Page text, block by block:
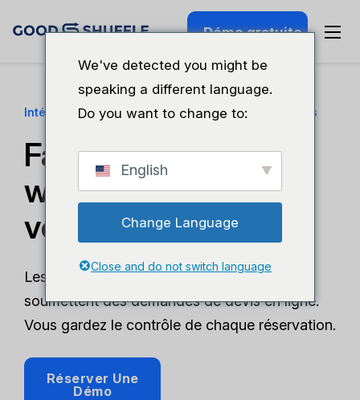
Démo gratuite
Intégration d'un site web de location d'événements
Faites de votre site
web votre meilleur
vendeur.
Les clients consultent votre inventaire et
soumettent des demandes de devis en ligne.
Vous gardez le contrôle de chaque réservation.
Réserver Une
Démo
We've detected you might be
speaking a different language.
Do you want to change to:
English
Change Language
Close and do not switch language